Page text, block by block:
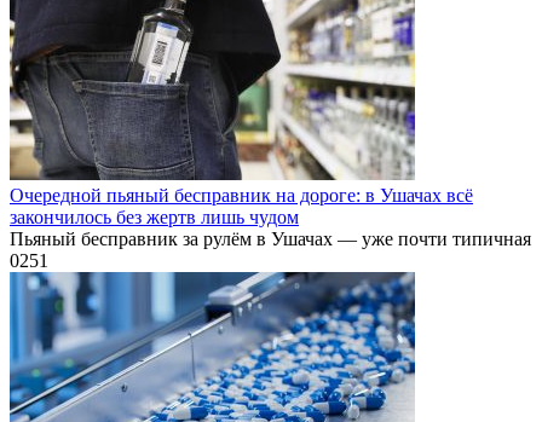
Очередной пьяный бесправник на дороге: в Ушачах всё
закончилось без жертв лишь чудом
Пьяный бесправник за рулём в Ушачах — уже почти типичная
0251